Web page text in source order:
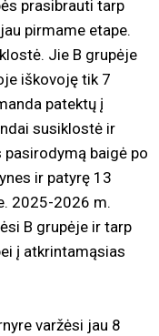
prasibrauti tarp
pirmame etape.
Jie B grupėje
iškovoję tik 7
patektų į
susiklostė ir
baigė po
ir patyrę 13
2025-2026 m.
B grupėje ir tarp
į atkrintamąsias
varžėsi jau 8